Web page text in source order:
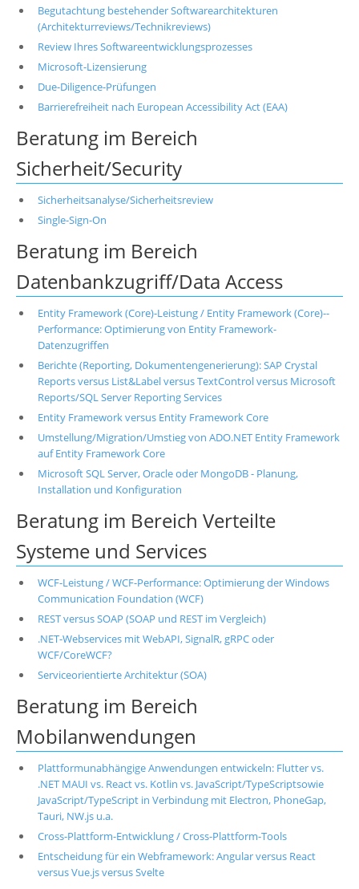
Begutachtung bestehender Softwarearchitekturen
(Architekturreviews/Technikreviews)
Review Ihres Softwareentwicklungsprozesses
Microsoft-Lizensierung
Due-Diligence-Prüfungen
Barrierefreiheit nach European Accessibility Act (EAA)
Beratung im Bereich
Sicherheit/Security
Sicherheitsanalyse/Sicherheitsreview
Single-Sign-On
Beratung im Bereich
Datenbankzugriff/Data Access
Entity Framework (Core)-Leistung / Entity Framework (Core)--
Performance: Optimierung von Entity Framework-
Datenzugriffen
Berichte (Reporting, Dokumentengenerierung): SAP Crystal
Reports versus List&Label versus TextControl versus Microsoft
Reports/SQL Server Reporting Services
Entity Framework versus Entity Framework Core
Umstellung/Migration/Umstieg von ADO.NET Entity Framework
auf Entity Framework Core
Microsoft SQL Server, Oracle oder MongoDB - Planung,
Installation und Konfiguration
Beratung im Bereich Verteilte
Systeme und Services
WCF-Leistung / WCF-Performance: Optimierung der Windows
Communication Foundation (WCF)
REST versus SOAP (SOAP und REST im Vergleich)
.NET-Webservices mit WebAPI, SignalR, gRPC oder
WCF/CoreWCF?
Serviceorientierte Architektur (SOA)
Beratung im Bereich
Mobilanwendungen
Plattformunabhängige Anwendungen entwickeln: Flutter vs.
.NET MAUI vs. React vs. Kotlin vs. JavaScript/TypeScriptsowie
JavaScript/TypeScript in Verbindung mit Electron, PhoneGap,
Tauri, NW.js u.a.
Cross-Plattform-Entwicklung / Cross-Plattform-Tools
Entscheidung für ein Webframework: Angular versus React
versus Vue.js versus Svelte